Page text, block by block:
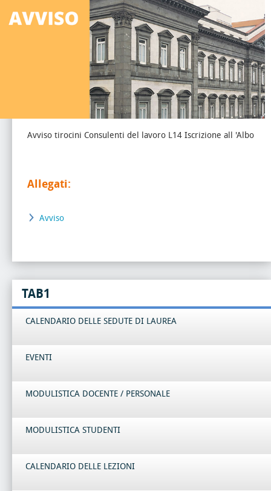
Avviso tirocini Consulenti del lavoro L14 Iscrizione all 'Albo
Allegati:
Avviso
TAB1
CALENDARIO DELLE SEDUTE DI LAUREA
EVENTI
MODULISTICA DOCENTE / PERSONALE
MODULISTICA STUDENTI
CALENDARIO DELLE LEZIONI